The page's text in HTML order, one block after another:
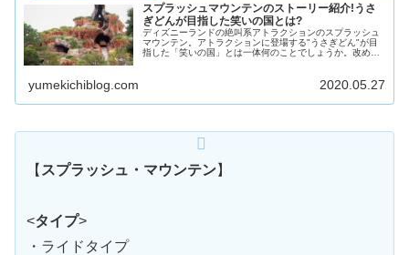
スプラッシュマウンテンのストーリー紹介!うさ
ぎどんが目指した笑いの国とは?
ディズニーランドの絶叫系アトラクションのスプラッシュ
マウンテン。アトラクションに登場する"うさぎどん"が目
指した「笑いの国」とは一体何のことでしょうか。改めて
yumekichiblog.com 2020.05.27
【 スプラッシュ・マウンテン】
<タイプ>
・ライドタイプ